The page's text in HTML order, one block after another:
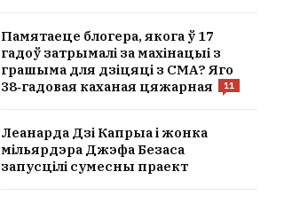
Памятаеце блогера, якога ў 17
гадоў затрымалі за махінацыі з
грашыма для дзіцяці з СМА? Яго
38‑гадовая каханая цяжарная
11
Леанарда Дзі Капрыа і жонка
мільярдэра Джэфа Безаса
запусцілі сумесны праект